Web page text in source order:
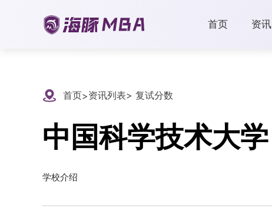
首页 资讯
首页>资讯列表> 复试分数
中国科学技术大学
学校介绍